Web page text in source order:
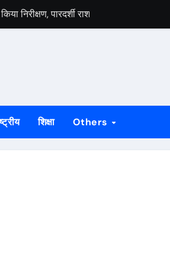
पारदर्शी राशन वितरण के दिए निर्देश
महानगर की तैयारियां हुई तेज, 9 अगस्त को
से, ज्ञापन सौंपा कंपनी की टीम क्षेत्र का
संगठन मजबूत करने का किया आह्वान
पूर्ण संचालन की उठाई मांग
शिक्षा Others